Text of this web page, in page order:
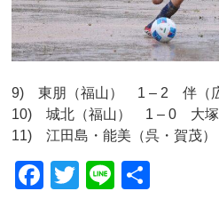
9) 東朋（福山） 1 – 2 伴（広
10) 城北（福山） 1 – 0 大塚
11) 江田島・能美（呉・賀茂
F
T
Li